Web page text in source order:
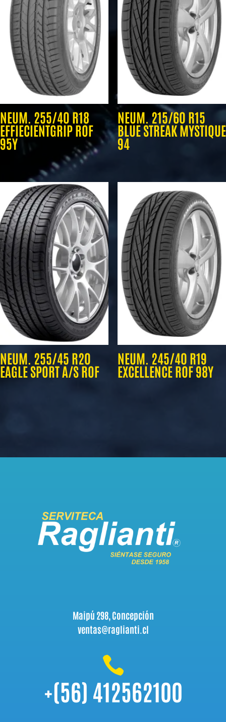
NEUM. 255/40 R18
EFFIECIENTGRIP ROF
95Y
NEUM. 215/60 R15
BLUE STREAK MYSTIQUE
94
NEUM. 255/45 R20
EAGLE SPORT A/S ROF
NEUM. 245/40 R19
EXCELLENCE ROF 98Y
Maipú 298, Concepción
ventas@raglianti.cl

+(56) 412562100